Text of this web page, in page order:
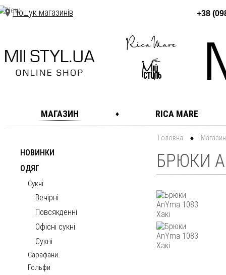
Пошук магазинів +38
МАГАЗИН RICA MARE
НОВИНКИ
ОДЯГ
Сукні
Вечірні
Повсякденні
Офісні сукні
Сукні
Сарафани
Гольфи
Головна Магазин
БРЮКИ